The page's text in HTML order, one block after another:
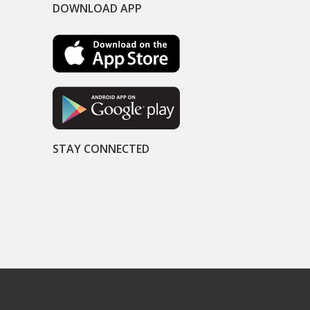
DOWNLOAD APP
STAY CONNECTED